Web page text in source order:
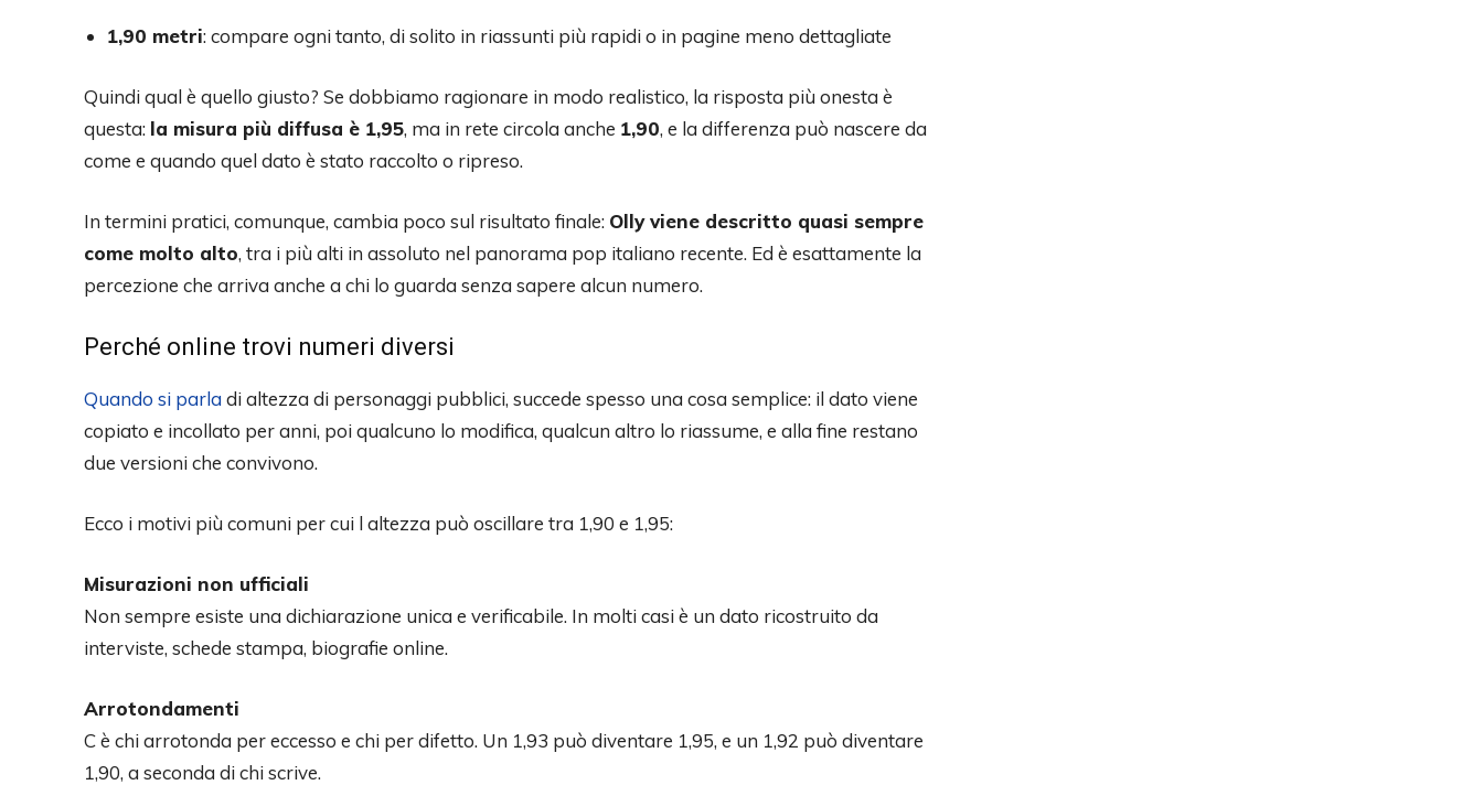
1,90 metri: compare ogni tanto, di solito in riassunti più rapidi o in pagine meno dettagliate
Quindi qual è quello giusto? Se dobbiamo ragionare in modo realistico, la risposta più onesta è
questa: la misura più diffusa è 1,95, ma in rete circola anche 1,90, e la differenza può nascere da
come e quando quel dato è stato raccolto o ripreso.
In termini pratici, comunque, cambia poco sul risultato finale: Olly viene descritto quasi sempre
come molto alto, tra i più alti in assoluto nel panorama pop italiano recente. Ed è esattamente la
percezione che arriva anche a chi lo guarda senza sapere alcun numero.
Perché online trovi numeri diversi
Quando si parla di altezza di personaggi pubblici, succede spesso una cosa semplice: il dato viene
copiato e incollato per anni, poi qualcuno lo modifica, qualcun altro lo riassume, e alla fine restano
due versioni che convivono.
Ecco i motivi più comuni per cui l altezza può oscillare tra 1,90 e 1,95:
Misurazioni non ufficiali
Non sempre esiste una dichiarazione unica e verificabile. In molti casi è un dato ricostruito da
interviste, schede stampa, biografie online.
Arrotondamenti
C è chi arrotonda per eccesso e chi per difetto. Un 1,93 può diventare 1,95, e un 1,92 può diventare
1,90, a seconda di chi scrive.